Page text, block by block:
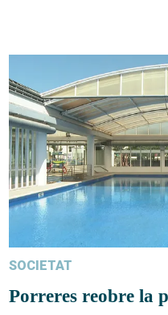
SOCIETAT
Porreres reobre la